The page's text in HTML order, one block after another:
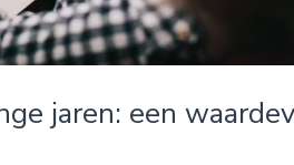
jaren: een